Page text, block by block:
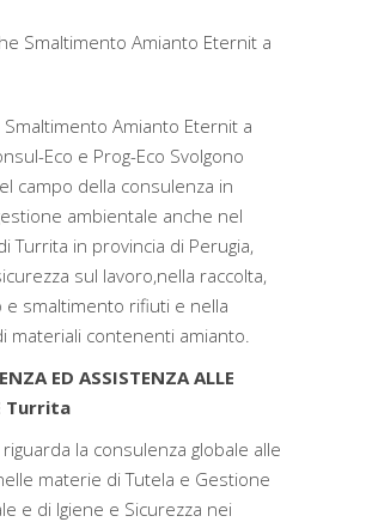
Smaltimento Amianto Eternit a
Eco e Prog-Eco Svolgono
campo della consulenza in
ambientale anche nel
Turrita in provincia di Perugia,
sul lavoro,nella raccolta,
smaltimento rifiuti e nella
materiali contenenti amianto.
ED ASSISTENZA ALLE
Turrita
la consulenza globale alle
materie di Tutela e Gestione
e di Igiene e Sicurezza nei